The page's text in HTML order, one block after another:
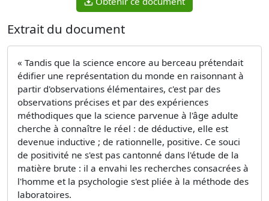
Extrait du document
« Tandis que la science encore au berceau prétendait
édifier une représentation du monde en raisonnant à
partir d'observations élémentaires, c'est par des
observations précises et par des expériences
méthodiques que la science parvenue à l'âge adulte
cherche à connaître le réel : de déductive, elle est
devenue inductive ; de rationnelle, positive. Ce souci
de positivité ne s'est pas cantonné dans l'étude de la
matière brute : il a envahi les recherches consacrées à
l'homme et la psychologie s'est pliée à la méthode des
laboratoires.